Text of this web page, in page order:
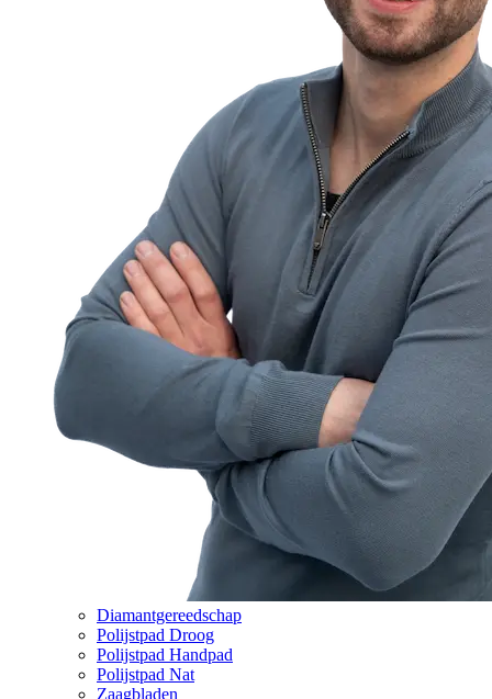
Diamantgereedschap
Polijstpad Droog
Polijstpad Handpad
Polijstpad Nat
Zaagbladen